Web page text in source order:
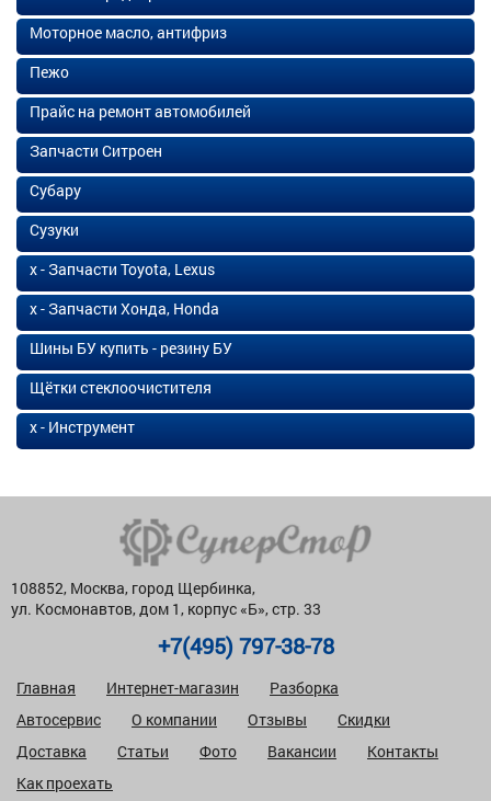
Моторное масло, антифриз
Пежо
Прайс на ремонт автомобилей
Запчасти Ситроен
Субару
Сузуки
х - Запчасти Toyota, Lexus
х - Запчасти Хонда, Honda
Шины БУ купить - резину БУ
Щётки стеклоочистителя
х - Инструмент
108852, Москва, город Щербинка,
ул. Космонавтов, дом 1, корпус «Б», стр. 33
+7(495) 797-38-78
Главная Интернет-магазин
Разборка
Автосервис
О компании Отзывы
Скидки
Доставка
Статьи Фото Вакансии
Контакты
Как проехать